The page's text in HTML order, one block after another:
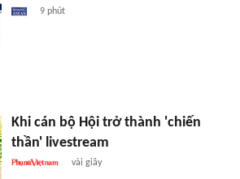
9 phút
Khi cán bộ Hội trở thành 'chiến
thần' livestream
vài giây